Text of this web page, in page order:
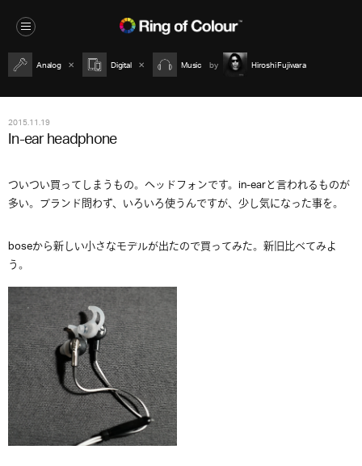
Analog Digital Music Hiroshi Fujiwara
2015.11.19
In-ear headphone
ついつい買ってしまうもの。ヘッドフォンです。in-earと言われるものが
多い。ブランド問わず、いろいろ使うんですが、少し気になった事を。
boseから新しい小さなモデルが出たので買ってみた。新旧比べてみよ
う。